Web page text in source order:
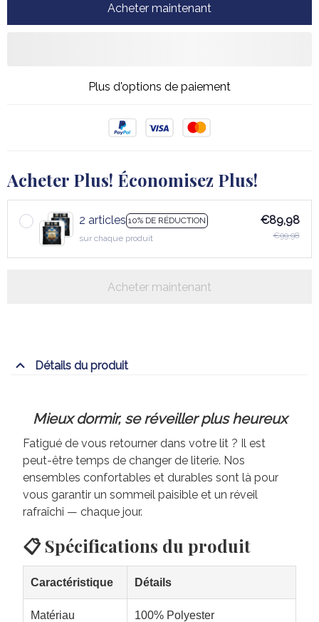
Acheter maintenant
Plus d'options de paiement
Acheter Plus! Économisez Plus!
2 articles 10% DE RÉDUCTION
sur chaque produit
€89,98
€99,98
Acheter maintenant
Détails du produit
Mieux dormir, se réveiller plus heureux
Fatigué de vous retourner dans votre lit ? Il est
peut-être temps de changer de literie. Nos
ensembles confortables et durables sont là pour
vous garantir un sommeil paisible et un réveil
rafraîchi — chaque jour.
📋 Spécifications du produit
Caractéristique Détails
Matériau 100% Polyester